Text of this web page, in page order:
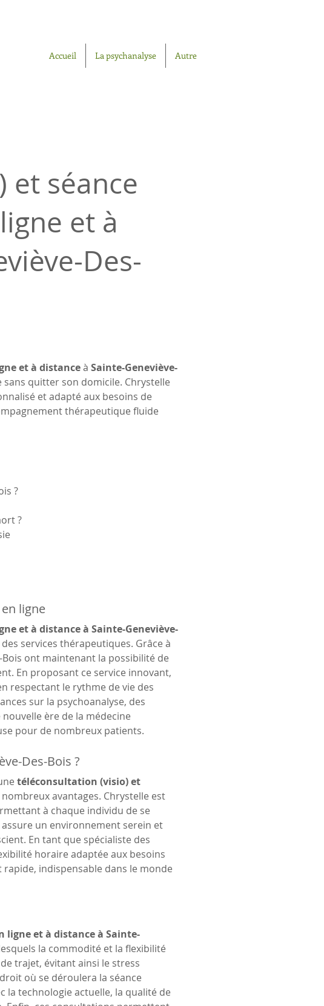
Accueil La psychanalyse Autre
et séance
et à
Des-
et à distance à Sainte-Geneviève-
quitter son domicile. Chrystelle
et adapté aux besoins de
thérapeutique fluide
?
?
ligne
et à distance à Sainte-Geneviève-
services thérapeutiques. Grâce à
ont maintenant la possibilité de
En proposant ce service innovant,
respectant le rythme de vie des
sur la psychoanalyse, des
ère de la médecine
pour de nombreux patients.
Des-Bois ?
téléconsultation (visio) et
avantages. Chrystelle est
à chaque individu de se
assure un environnement serein et
En tant que spécialiste des
horaire adaptée aux besoins
indispensable dans le monde
ligne et à distance à Sainte-
la commodité et la flexibilité
trajet, évitant ainsi le stress
où se déroulera la séance
la technologie actuelle, la qualité de